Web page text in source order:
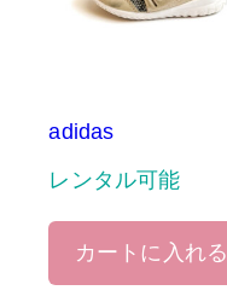
adidas
レンタル可能
カートに入れる